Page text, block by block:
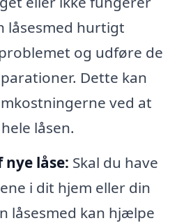
låsesmed hurtigt
og udføre de
Dette kan
ved at
låsen.
låse: Skal du have
i dit hjem eller din
låsesmed kan hjælpe